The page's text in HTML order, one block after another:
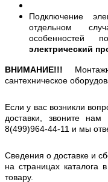
Подключение
отдельном
особенностей
электрический
ВНИМАНИЕ!!!
сантехническое
Если у вас возникли
доставки, звоните
8(499)964-44-11 и мы
Сведения о доставке и
на страницах
товару.